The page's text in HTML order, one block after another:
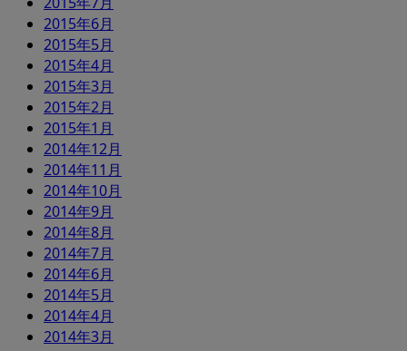
2015年6月
2015年5月
2015年4月
2015年3月
2015年2月
2015年1月
2014年12月
2014年11月
2014年10月
2014年9月
2014年8月
2014年7月
2014年6月
2014年5月
2014年4月
2014年3月